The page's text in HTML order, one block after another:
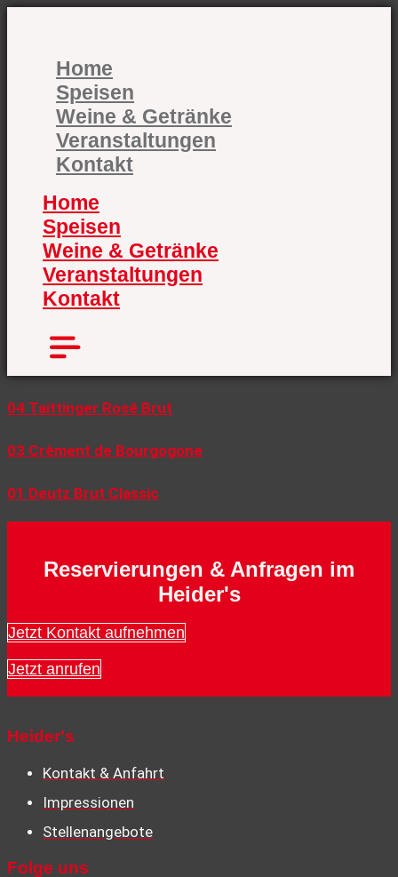
Home
Speisen
Weine & Getränke
Veranstaltungen
Kontakt
Home
Speisen
Weine & Getränke
Veranstaltungen
Kontakt
04 Taittinger Rosé Brut
03 Crèment de Bourgogone
01 Deutz Brut Classic
Reservierungen & Anfragen im
Heider's
Jetzt Kontakt aufnehmen
Jetzt anrufen
Heider's
Kontakt & Anfahrt
Impressionen
Stellenangebote
Folge uns